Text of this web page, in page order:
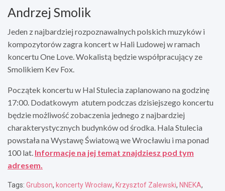
Andrzej Smolik
Jeden z najbardziej rozpoznawalnych polskich muzyków i
kompozytorów zagra koncert w Hali Ludowej w ramach
koncertu One Love. Wokalistą będzie współpracujący ze
Smolikiem Kev Fox.
Początek koncertu w Hal Stulecia zaplanowano na godzinę
17:00. Dodatkowym atutem podczas dzisiejszego koncertu
będzie możliwość zobaczenia jednego z najbardziej
charakterystycznych budynków od środka. Hala Stulecia
powstała na Wystawę Światową we Wrocławiu i ma ponad
100 lat. Informacje na jej temat znajdziesz pod tym
adresem.
Tags: Grubson, koncerty Wrocław, Krzysztof Zalewski, NNEKA,